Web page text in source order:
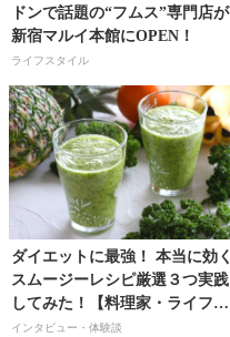
ドンで話題の“フムス”専門店が
新宿マルイ本館にOPEN！
ライフスタイル
ダイエットに最強！ 本当に効く
スムージーレシピ厳選３つ実践
してみた！【料理家・ライフス
タイルデザイナー／太田みおさ
インタビュー・体験談